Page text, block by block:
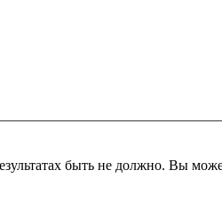
быть не должно. Вы